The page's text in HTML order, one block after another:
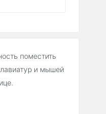
поместить
и мышей